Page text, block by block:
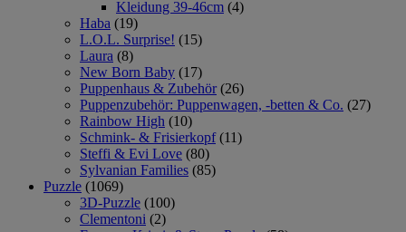
Kleidung 39-46cm (4)
Haba (19)
L.O.L. Surprise! (15)
Laura (8)
New Born Baby (17)
Puppenhaus & Zubehör (26)
Puppenzubehör: Puppenwagen, -betten & Co. (27)
Rainbow High (10)
Schmink- & Frisierkopf (11)
Steffi & Evi Love (80)
Sylvanian Families (85)
Puzzle (1069)
3D-Puzzle (100)
Clementoni (2)